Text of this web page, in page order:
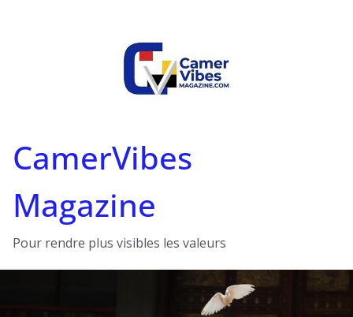
CamerVibes
Magazine
Pour rendre plus visibles les valeurs